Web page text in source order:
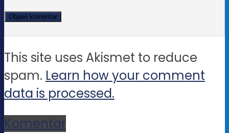
This site uses Akismet to reduce
spam. Learn how your comment
data is processed.
Komentar